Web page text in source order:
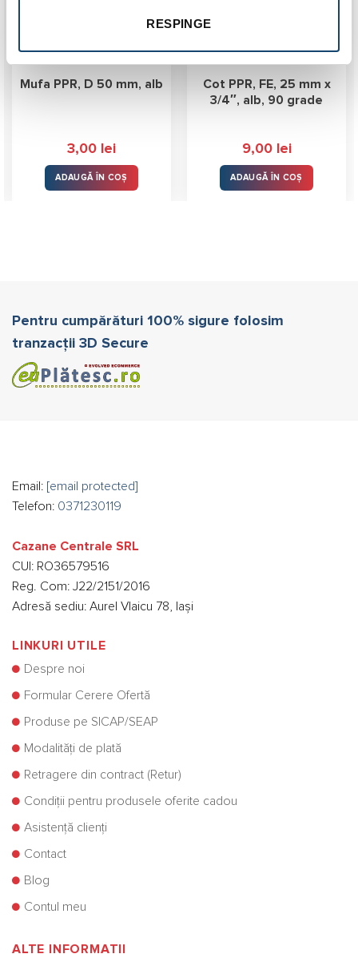
RESPINGE
Mufa PPR, D 50 mm, alb
3,00 lei
ADAUGĂ ÎN COȘ
Cot PPR, FE, 25 mm x
3/4″, alb, 90 grade
9,00 lei
ADAUGĂ ÎN COȘ
Pentru cumpărături 100% sigure folosim
tranzacții 3D Secure
Email: [email protected]
Telefon: 0371230119
Cazane Centrale SRL
CUI: RO36579516
Reg. Com: J22/2151/2016
Adresă sediu: Aurel Vlaicu 78, Iași
LINKURI UTILE
Despre noi
Formular Cerere Ofertă
Produse pe SICAP/SEAP
Modalități de plată
Retragere din contract (Retur)
Condiții pentru produsele oferite cadou
Asistență clienți
Contact
Blog
Contul meu
ALTE INFORMATII